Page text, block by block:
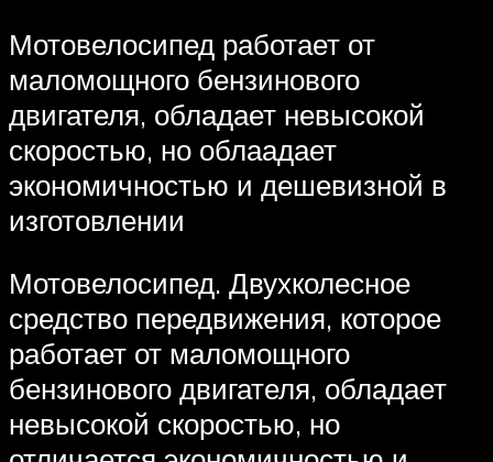
Мотовелосипед работает от
маломощного бензинового
двигателя, обладает невысокой
скоростью, но облаадает
экономичностью и дешевизной в
изготовлении
Мотовелосипед. Двухколесное
средство передвижения, которое
работает от маломощного
бензинового двигателя, обладает
невысокой скоростью, но